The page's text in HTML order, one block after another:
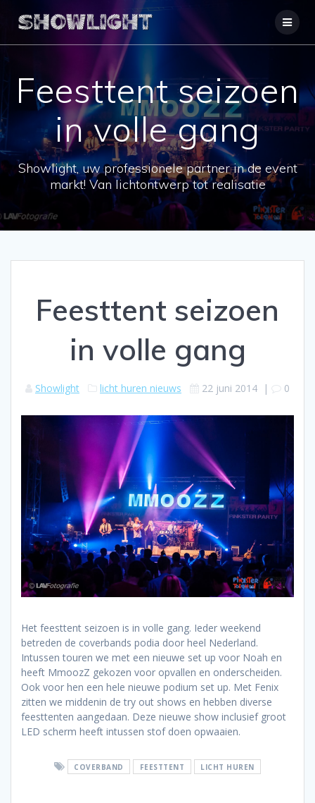
Ga
Feesttent seizoen
in volle gang
Showlight, uw professionele partner in de event
markt! Van lichtontwerp tot realisatie
Feesttent seizoen
in volle gang
Showlight licht huren nieuws 22 juni 2014 | 0
Het feesttent seizoen is in volle gang. Ieder weekend
betreden de coverbands podia door heel Nederland.
Intussen touren we met een nieuwe set up voor Noah en
heeft MmoozZ gekozen voor opvallen en onderscheiden.
Ook voor hen een hele nieuwe podium set up. Met Fenix
zitten we middenin de try out shows en hebben diverse
feesttenten aangedaan. Deze nieuwe show inclusief groot
LED scherm heeft intussen stof doen opwaaien.
COVERBAND FEESTTENT LICHT HUREN